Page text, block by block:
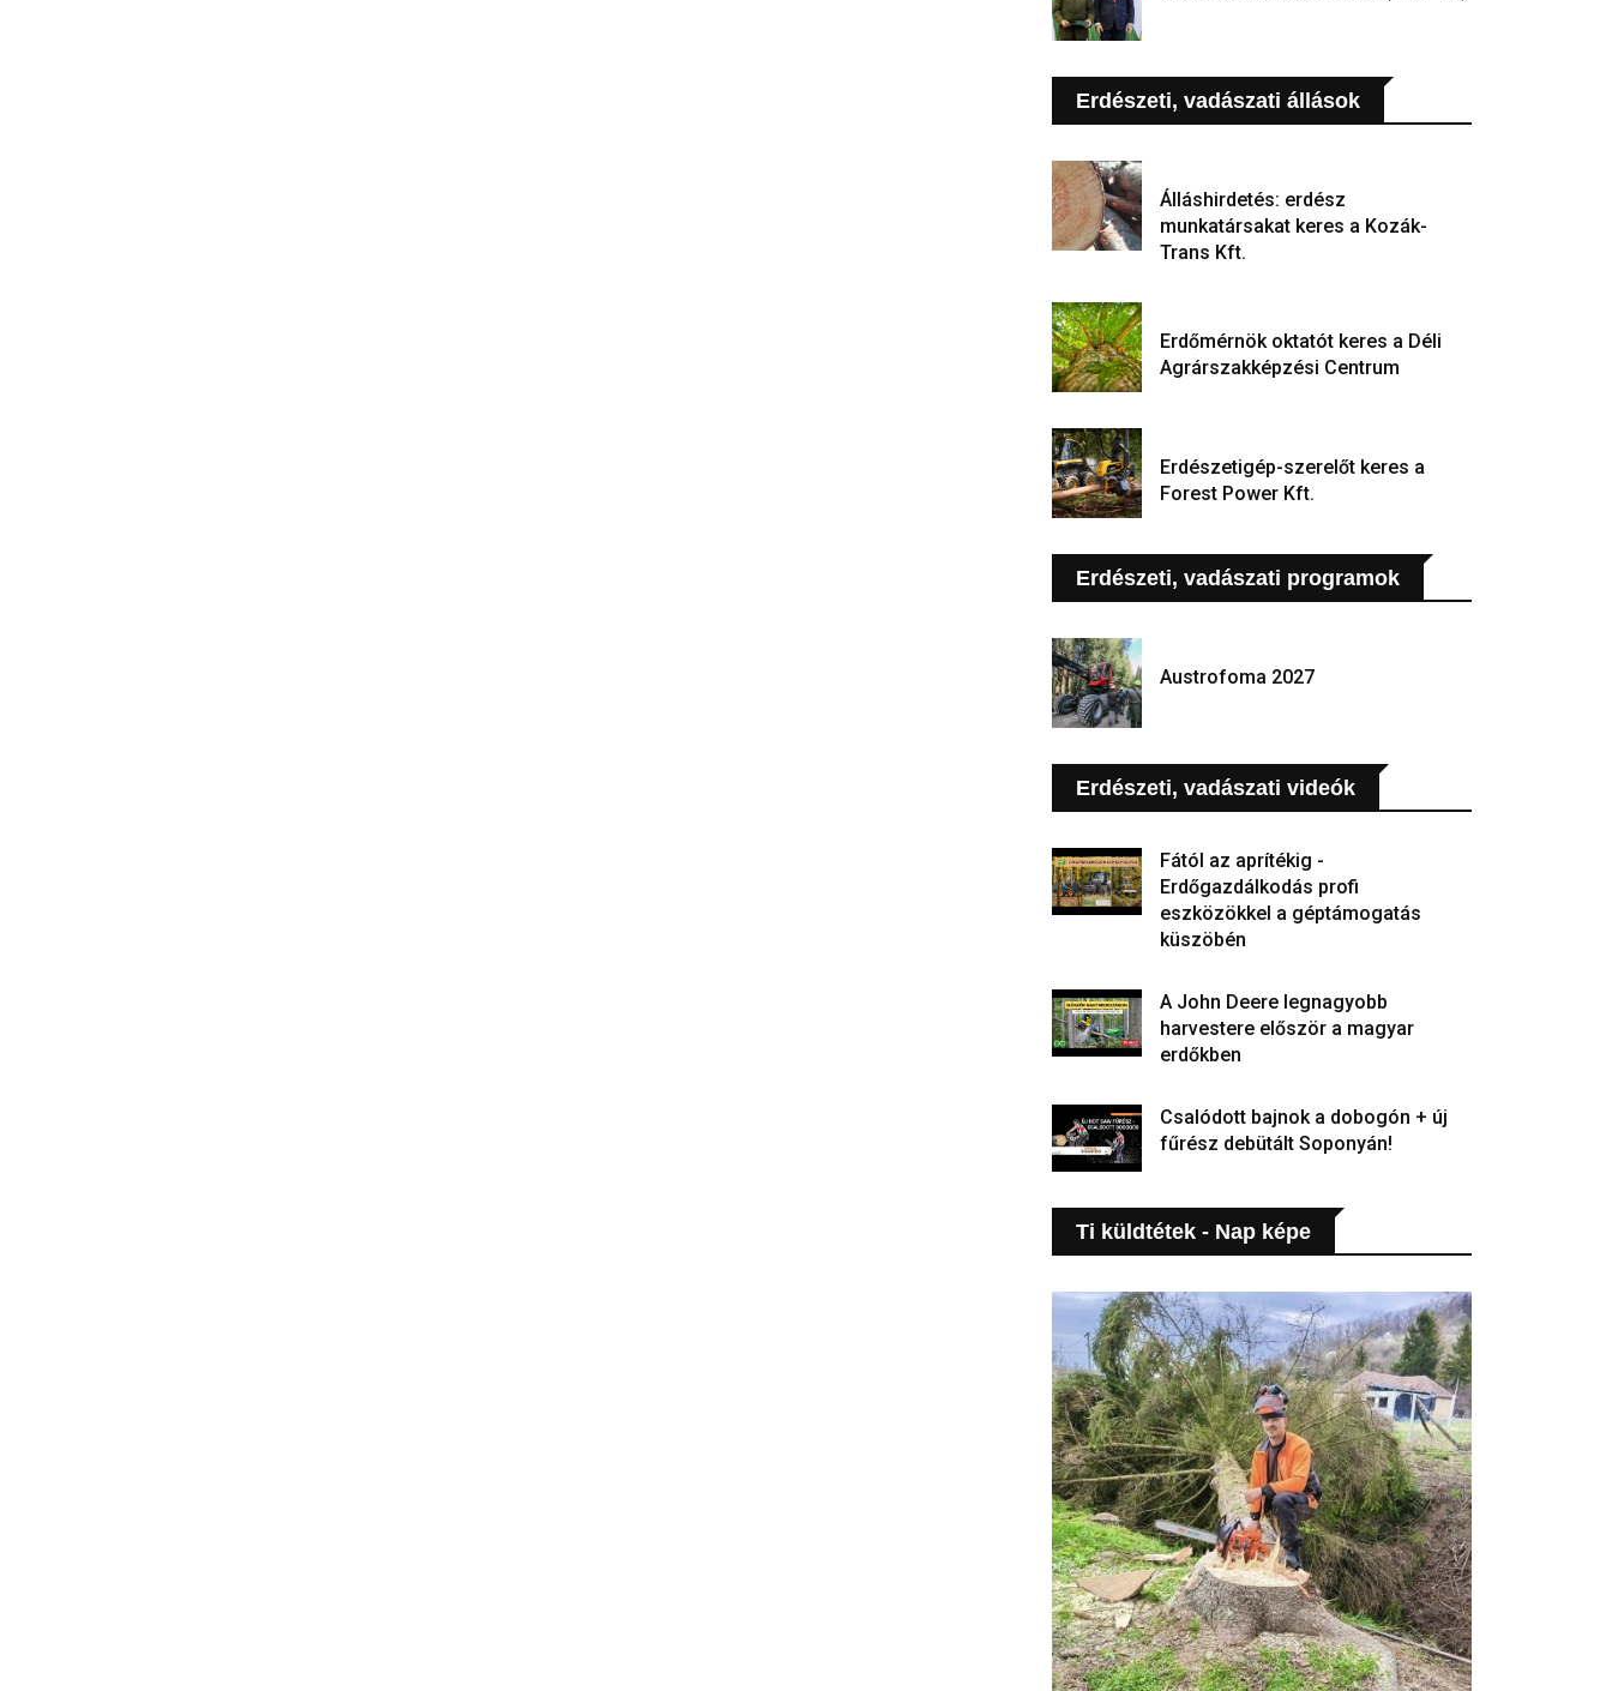
Erdészeti, vadászati állások
Álláshirdetés: erdész
munkatársakat keres a Kozák-
Trans Kft.
Erdőmérnök oktatót keres a Déli
Agrárszakképzési Centrum
Erdészetigép-szerelőt keres a
Forest Power Kft.
Erdészeti, vadászati programok
Austrofoma 2027
Erdészeti, vadászati videók
Fától az aprítékig -
Erdőgazdálkodás profi
eszközökkel a géptámogatás
küszöbén
A John Deere legnagyobb
harvestere először a magyar
erdőkben
Csalódott bajnok a dobogón + új
fűrész debütált Soponyán!
Ti küldtétek - Nap képe